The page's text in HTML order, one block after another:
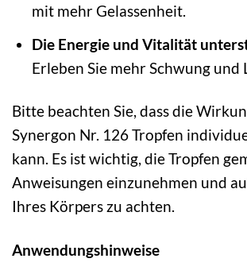
mit mehr Gelassenheit.
Die Energie und Vitalität
Erleben Sie mehr Schwung und
Bitte beachten Sie, dass die
Synergon Nr. 126 Tropfen
kann. Es ist wichtig, die Tropfen
Anweisungen einzunehmen und
Ihres Körpers zu achten.
Anwendungshinweise